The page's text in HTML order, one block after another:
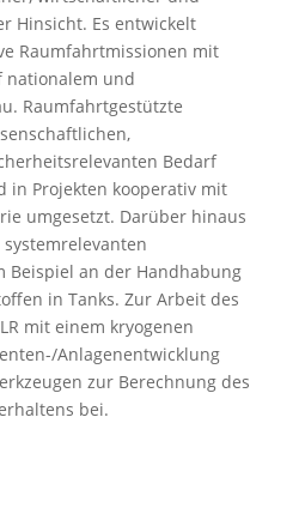
Hinsicht. Es entwickelt
Raumfahrtmissionen mit
nationalem und
Raumfahrtgestützte
Bedarf
in Projekten kooperativ mit
umgesetzt. Darüber hinaus
Beispiel an der Handhabung
in Tanks. Zur Arbeit des
mit einem kryogenen
Anlagenentwicklung
zur Berechnung des
bei.